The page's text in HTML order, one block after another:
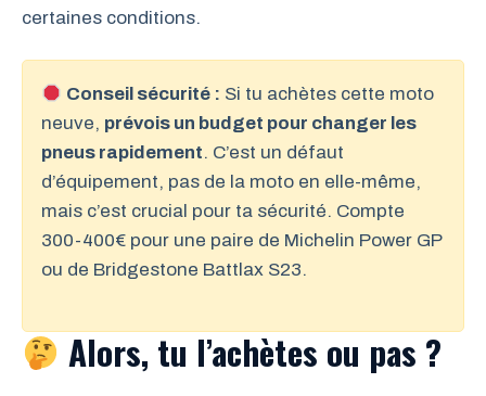
certaines conditions.
Conseil sécurité : Si tu achètes cette moto
neuve, prévois un budget pour changer les
pneus rapidement. C’est un défaut
d’équipement, pas de la moto en elle-même,
mais c’est crucial pour ta sécurité. Compte
300-400€ pour une paire de Michelin Power GP
ou de Bridgestone Battlax S23.
Alors, tu l’achètes ou pas ?